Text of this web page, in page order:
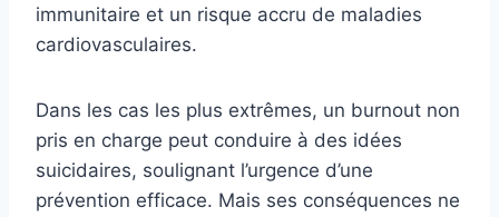
immunitaire et un risque accru de maladies
cardiovasculaires.
Dans les cas les plus extrêmes, un burnout non
pris en charge peut conduire à des idées
suicidaires, soulignant l’urgence d’une
prévention efficace. Mais ses conséquences ne